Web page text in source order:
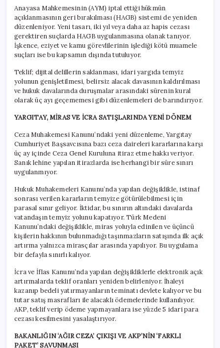
Anayasa Mahkemesinin (AYM) iptal ettiği hükmün
açıklanmasının geri bırakılması (HAGB) sistemi de yeniden
düzenleniyor. Yeni tasarı, iki yıl veya daha az hapis cezası
gerektiren suçlarda HAGB uygulanmasına olanak tanıyor.
İşkence, eziyet ve kamu görevlilerinin işlediği kötü muamele
suçları ise bu kapsamın dışında tutuluyor.
Teklif; dijital delillerin saklanması, idari yargıda temyiz
yolunun genişletilmesi, belirsiz alacak davasının kaldırılması
ve hukuk davalarında duruşmalar arasındaki sürenin kural
olarak üç ayı geçememesi gibi düzenlemeleri de barındırıyor.
YARGITAY, MİRAS VE İCRA SATIŞLARINDA YENİ DÖNEM
Ceza Muhakemesi Kanunu’ndaki yeni düzenleme, Yargıtay
Cumhuriyet Başsavcısına bazı ceza daireleri kararlarına karşı
üç ay içinde Ceza Genel Kuruluna itiraz etme hakkı veriyor.
Sanık lehine yapılan itirazlarda ise herhangi bir süre sınırı
uygulanmıyor.
Hukuk Muhakemeleri Kanunu’nda yapılan değişiklikle, istinaf
sonrası verilen kararların temyize götürülebilmesi için
parasal sınır geliyor. İktidar, bu sınırın altındaki davalarda
vatandaşın temyiz yolunu kapatıyor. Türk Medeni
Kanunu’ndaki değişiklikle, miras yoluyla edinilen ve üçüncü
kişilerin hakkının bulunmadığı taşınmazların satışında ilk açık
artırma yalnızca mirasçılar arasında yapılıyor. Bu uygulama
bir defayla sınırlı kalıyor.
İcra ve İflas Kanunu’nda yapılan değişikliklerle elektronik açık
artırmalarda teklif oranları yeniden belirleniyor. İhaleyi
kazanıp bedeli yatırmayanların teminatı devlete kalıyor ve bu
tutar satış masrafları ile alacaklı ödemelerinde kullanılıyor.
AKP, teklif verip ödeme yapmayanlara ise yüzde 5 idari para
cezası kesilmesini yasalaştırıyor.
BAKANLIĞIN ‘AĞIR CEZA’ ÇIKIŞI VE AKP’NİN ‘FARKLI
PAKET’ SAVUNMASI